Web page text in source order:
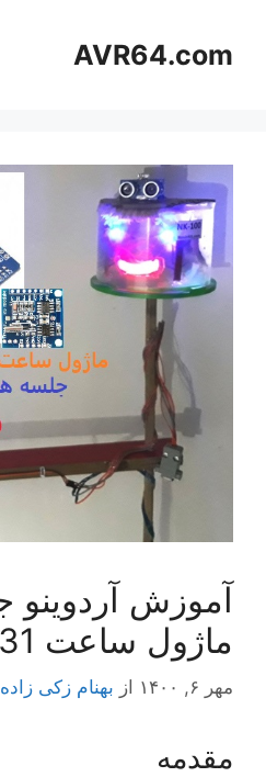
محتواAVR64.com
ماژول ساعت DS3231
مهر ۶, ۱۴۰۰ از بهنام زکی زاده
مقدمه